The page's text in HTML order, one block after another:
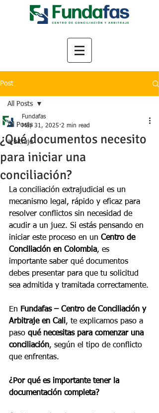
Post
All Posts
arbitraje
All Posts
¿Qué documentos necesito
para iniciar una
conciliación?
Fundafas
May 31, 2025 2 min read
La conciliación extrajudicial es un
mecanismo legal, rápido y eficaz para
resolver conflictos sin necesidad de
acudir a un juez. Si estás pensando en
iniciar este proceso en un Centro de
Conciliación en Colombia, es
importante saber qué documentos
debes presentar para que tu solicitud
sea admitida y tramitada correctamente.
En Fundafas – Centro de Conciliación y
Arbitraje en Cali, te explicamos paso a
paso qué necesitas para comenzar una
conciliación, según el tipo de conflicto
que enfrentas.
¿Por qué es importante tener la
documentación completa?